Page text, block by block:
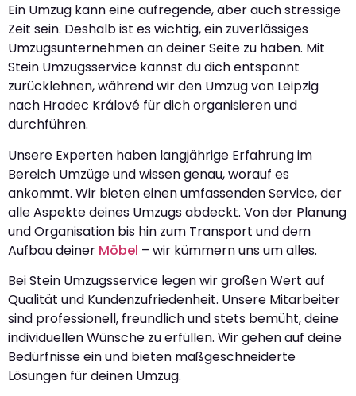
Ein Umzug kann eine aufregende, aber auch stressige
Zeit sein. Deshalb ist es wichtig, ein zuverlässiges
Umzugsunternehmen an deiner Seite zu haben. Mit
Stein Umzugsservice kannst du dich entspannt
zurücklehnen, während wir den Umzug von Leipzig
nach Hradec Králové für dich organisieren und
durchführen.
Unsere Experten haben langjährige Erfahrung im
Bereich Umzüge und wissen genau, worauf es
ankommt. Wir bieten einen umfassenden Service, der
alle Aspekte deines Umzugs abdeckt. Von der Planung
und Organisation bis hin zum Transport und dem
Aufbau deiner Möbel – wir kümmern uns um alles.
Bei Stein Umzugsservice legen wir großen Wert auf
Qualität und Kundenzufriedenheit. Unsere Mitarbeiter
sind professionell, freundlich und stets bemüht, deine
individuellen Wünsche zu erfüllen. Wir gehen auf deine
Bedürfnisse ein und bieten maßgeschneiderte
Lösungen für deinen Umzug.